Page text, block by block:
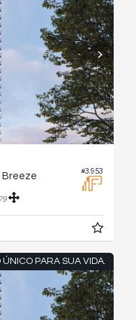
#3.953
Breeze
79
ÚNICO PARA SUA VIDA.